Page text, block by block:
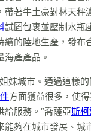
帶著牛土豪對林天秤
試圖包裹並壓制水瓶
續的陸地生產，發布
海產產品。
妹城市。通過這樣
方面獲益很多，使
給服務。”喬薩亞斯
能夠在城市發展、城